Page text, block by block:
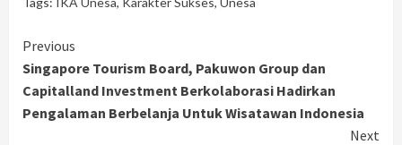
Continue
Reading
Previous
Singapore Tourism Board, Pakuwon Group dan
Capitalland Investment Berkolaborasi Hadirkan
Pengalaman Berbelanja Untuk Wisatawan Indonesia
Next